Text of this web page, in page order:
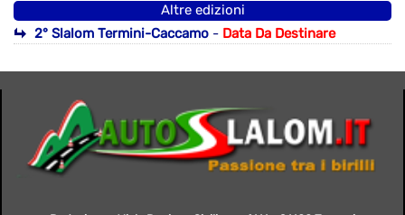
Altre edizioni
2° Slalom Termini-Caccamo - Data Da Destinare